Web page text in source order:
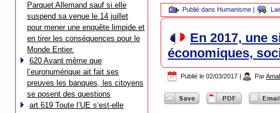
Parquet Allemand sauf si elle
suspend sa venue le 14 juillet
pour mener une enquête limpide et
en tirer les conséquences pour le
Monde Entier.
620 Avant même que
l’euronumérique ait fait ses
preuves les banques, les citoyens
se posent des questions
art 619 Toute l’UE s’est-elle
Publié dans Humanisme |
En 2017, une
économiques,
Publié le 02/03/2017 Par